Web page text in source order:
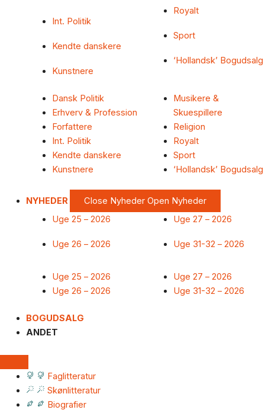
Int. Politik
Kendte danskere
Kunstnere
Royalt
Sport
‘Hollandsk’ Bogudsalg
Dansk Politik
Erhverv & Profession
Forfattere
Int. Politik
Kendte danskere
Kunstnere
Musikere &
Skuespillere
Religion
Royalt
Sport
‘Hollandsk’ Bogudsalg
NYHEDER Close Nyheder Open Nyheder
Uge 25 – 2026
Uge 26 – 2026
Uge 27 – 2026
Uge 31-32 – 2026
Uge 25 – 2026
Uge 26 – 2026
Uge 27 – 2026
Uge 31-32 – 2026
BOGUDSALG
ANDET
Faglitteratur
Skønlitteratur
Biografier